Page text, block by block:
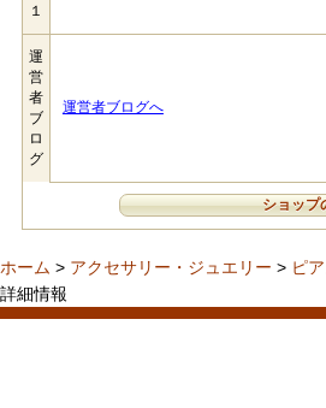
１
運
営
者
ブ
ロ
グ
運営者ブログへ
ショップ
ホーム > アクセサリー・ジュエリー > ピ
詳細情報